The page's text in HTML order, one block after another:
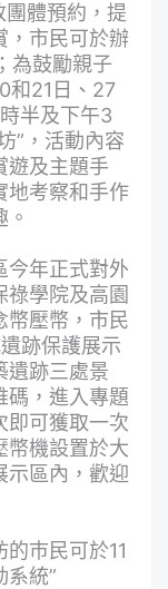
團體預約，提
，市民可於辦
為鼓勵親子
和21日、27
半及下午3
”，活動內容
遊及主題手
地考察和手作
今年正式對外
祿學院及高園
幣壓幣，市民
跡保護展示
遺跡三處景
碼，進入專題
即可獲取一次
幣機設置於大
示區內，歡迎
巿民可於11
系統”